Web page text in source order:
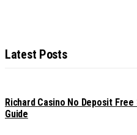
Latest Posts
Richard Casino No Deposit
Guide